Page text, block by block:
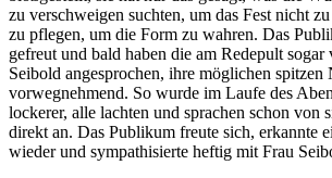
zu verschweigen suchten, um das Fest nicht
zu pflegen, um die Form zu wahren. Das
gefreut und bald haben die am Redepult sogar
Seibold angesprochen, ihre möglichen spitzen
vorwegnehmend. So wurde im Laufe des
lockerer, alle lachten und sprachen schon von
direkt an. Das Publikum freute sich, erkannte
wieder und sympathisierte heftig mit Frau